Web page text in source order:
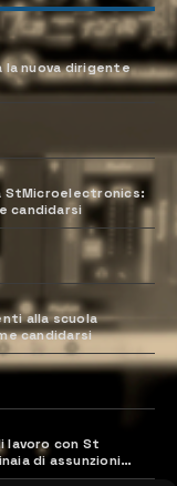
la nuova dirigente
StMicroelectronics:
candidarsi
alla scuola
candidarsi
lavoro con St
di assunzioni